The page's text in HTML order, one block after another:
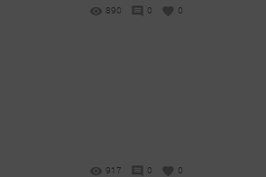
890 0 0
917 0 0